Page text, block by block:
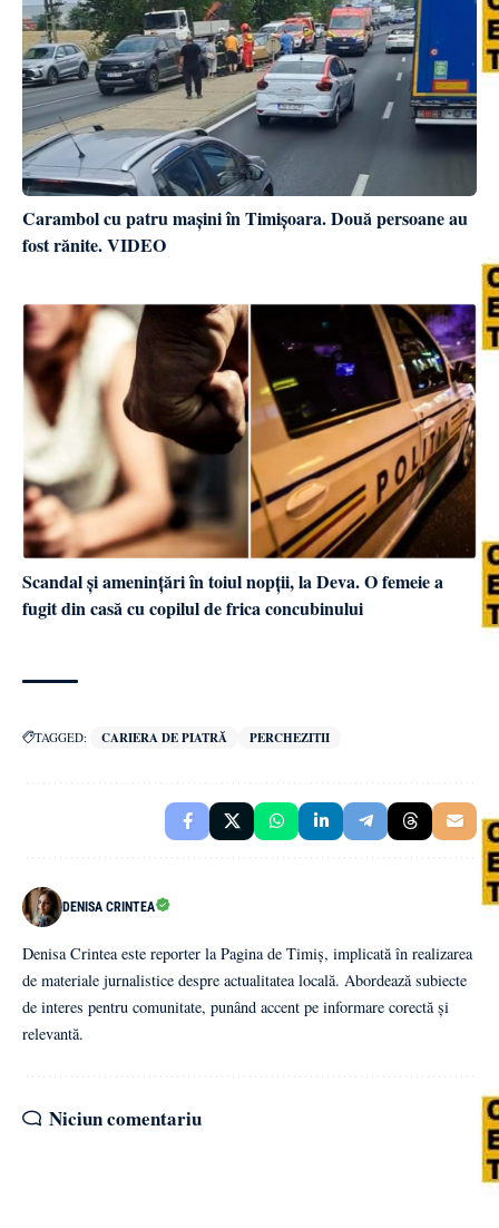
Carambol cu patru mașini în Timișoara. Două persoane au
fost rănite. VIDEO
Scandal și amenințări în toiul nopții, la Deva. O femeie a
fugit din casă cu copilul de frica concubinului
TAGGED: CARIERA DE PIATRĂ PERCHEZITII
DENISA CRINTEA
Denisa Crintea este reporter la Pagina de Timiș, implicată în realizarea
de materiale jurnalistice despre actualitatea locală. Abordează subiecte
de interes pentru comunitate, punând accent pe informare corectă și
relevantă.
Niciun comentariu